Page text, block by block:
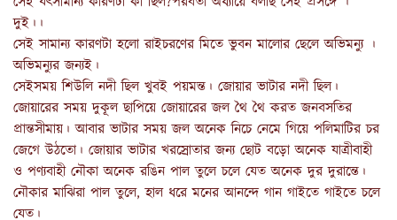
দুই।।
সেই সামান্য কারণটা হলো রাইচরণের মিতে ভুবন মালোর ছেলে অভিমন্যু ।
অভিমন্যুর জন্যই।
সেইসময় শিউলি নদী ছিল খুবই পয়মন্ত। জোয়ার ভাটার নদী ছিল।
জোয়ারের সময় দুকূল ছাপিয়ে জোয়ারের জল থৈ থৈ করত জনবসতির
প্রান্তসীমায়। আবার ভাটার সময় জল অনেক নিচে নেমে গিয়ে পলিমাটির চর
জেগে উঠতো। জোয়ার ভাটার খরস্রোতার জন্য ছোট বড়ো অনেক যাত্রীবাহী
ও পণ্যবাহী নৌকা অনেক রঙিন পাল তুলে চলে যেত অনেক দুর দুরান্তে।
নৌকার মাঝিরা পাল তুলে, হাল ধরে মনের আনন্দে গান গাইতে গাইতে চলে
যেত।